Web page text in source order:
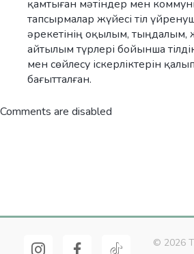
қамтыған мәтіндер мен
тапсырмалар жүйесі тіл
әрекетінің оқылым, тыңдалым,
айтылым түрлері бойынша
мен сөйлесу іскерліктерін
бағытталған.
Comments are disabled
© 2026